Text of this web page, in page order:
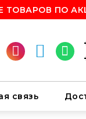
ТОВАРОВ ПО
связь